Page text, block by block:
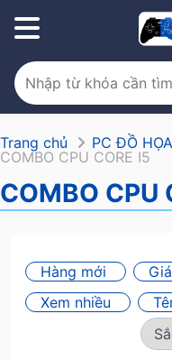
Trang chủ
PC ĐỒ
COMBO CPU CORE I5
COMBO CPU
Hàng mới
Xem nhiều